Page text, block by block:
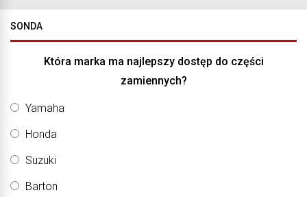
SONDA
Która marka ma najlepszy dostęp do części
zamiennych?
Yamaha
Honda
Suzuki
Barton